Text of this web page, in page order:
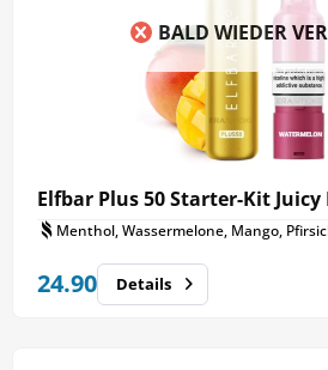
BALD WIEDER
Elfbar Plus 50 Starter-Kit
Menthol, Wassermelone, Mango,
24.90 Details